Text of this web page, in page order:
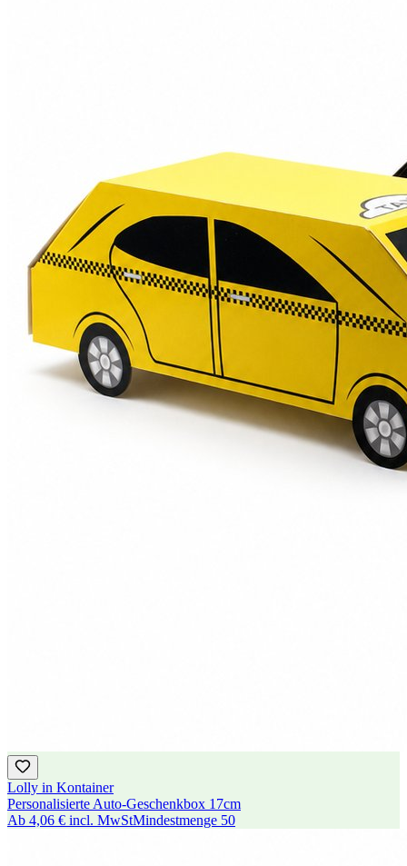
Lolly in Kontainer
Personalisierte Auto-Geschenkbox 17cm
Ab 4,06 € incl. MwStMindestmenge 50